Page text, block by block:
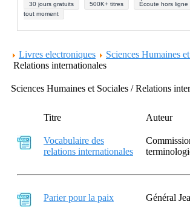
30 jours gratuits 500K+ titres Écoute hors ligne
tout moment
Livres electroniques
Sciences Humaines
Relations internationales
Sciences Humaines et Sociales / Relations
Titre Auteur
Vocabulaire des
relations internationales
Parier pour la paix Général